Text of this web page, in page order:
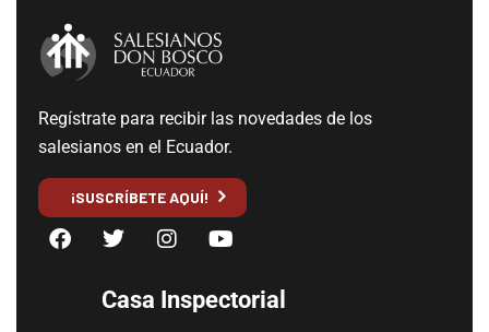
Regístrate para recibir las novedades de los
salesianos en el Ecuador.
¡SUSCRÍBETE AQUÍ!
Casa Inspectorial